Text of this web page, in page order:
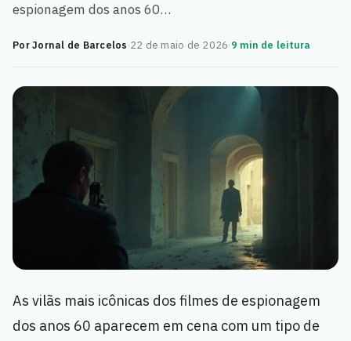
espionagem dos anos 60…
Por Jornal de Barcelos·22 de maio de 2026·9 min de leitura
As vilãs mais icônicas dos filmes de espionagem
dos anos 60 aparecem em cena com um tipo de